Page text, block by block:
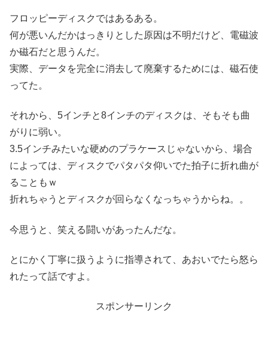
フロッピーディスクではあるある。
何が悪いんだかはっきりとした原因は不明だけど、電磁波
か磁石だと思うんだ。
実際、データを完全に消去して廃棄するためには、磁石使
ってた。
それから、5インチと8インチのディスクは、そもそも曲
がりに弱い。
3.5インチみたいな硬めのプラケースじゃないから、場合
によっては、ディスクでパタパタ仰いでた拍子に折れ曲が
ることもｗ
折れちゃうとディスクが回らなくなっちゃうからね。。
今思うと、笑える闘いがあったんだな。
とにかく丁寧に扱うように指導されて、あおいでたら怒ら
れたって話ですよ。
スポンサーリンク